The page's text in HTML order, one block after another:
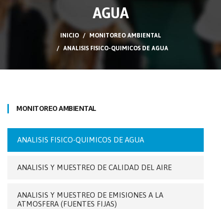
AGUA
INICIO
MONITOREO AMBIENTAL
ANALISIS FISICO-QUIMICOS DE AGUA
MONITOREO AMBIENTAL
ANALISIS FISICO-QUIMICOS DE AGUA
ANALISIS Y MUESTREO DE CALIDAD DEL AIRE
ANALISIS Y MUESTREO DE EMISIONES A LA
ATMOSFERA (FUENTES FIJAS)